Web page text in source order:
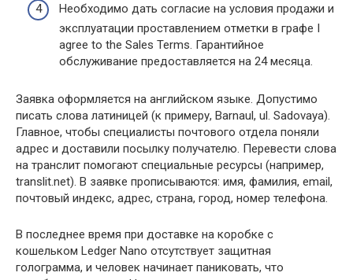
Необходимо дать согласие на условия продажи и
эксплуатации проставлением отметки в графе I
agree to the Sales Terms. Гарантийное
обслуживание предоставляется на 24 месяца.
Заявка оформляется на английском языке. Допустимо
писать слова латиницей (к примеру, Barnaul, ul. Sadovaya).
Главное, чтобы специалисты почтового отдела поняли
адрес и доставили посылку получателю. Перевести слова
на транслит помогают специальные ресурсы (например,
translit.net). В заявке прописываются: имя, фамилия, email,
почтовый индекс, адрес, страна, город, номер телефона.
В последнее время при доставке на коробке с
кошельком Ledger Nano отсутствует защитная
голограмма, и человек начинает паниковать, что